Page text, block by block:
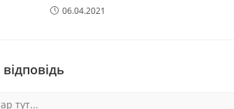
06.04.2021